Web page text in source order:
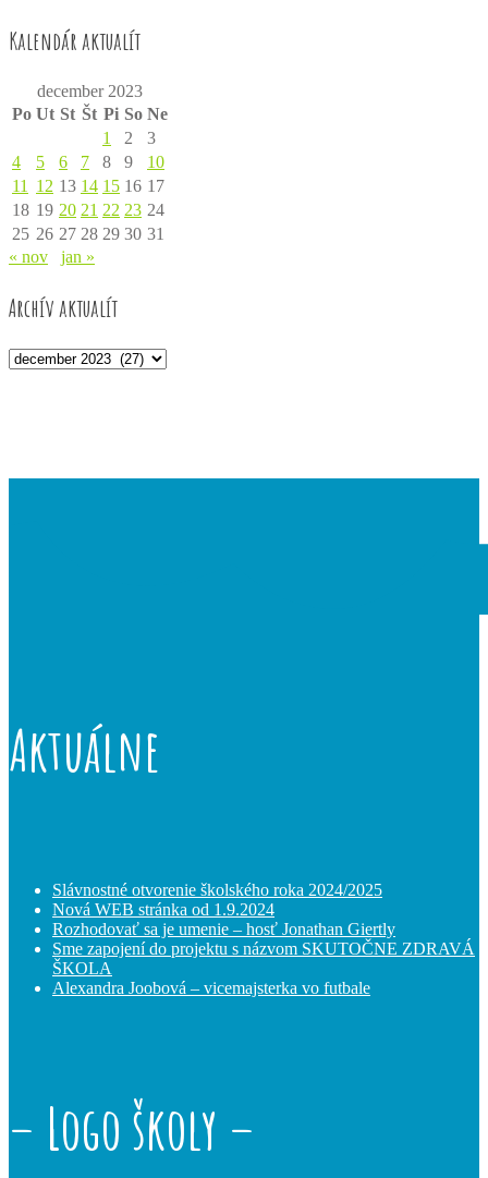
Kalendár aktualít
december 2023
Po Ut St Št Pi So Ne
1
2
3
4
5 6 7 8 9
10
11
12 13 14 15 16 17
18 19 20 21 22 23 24
25 26 27 28 29 30 31
« nov
jan »
Archív aktualít
Archív
Aktuálne
Slávnostné otvorenie školského roka 2024/2025
Nová WEB stránka od 1.9.2024
Rozhodovať sa je umenie – hosť Jonathan Giertly
Sme zapojení do projektu s názvom SKUTOČNE ZDRAVÁ
ŠKOLA
Alexandra Joobová – vicemajsterka vo futbale
– Logo školy –